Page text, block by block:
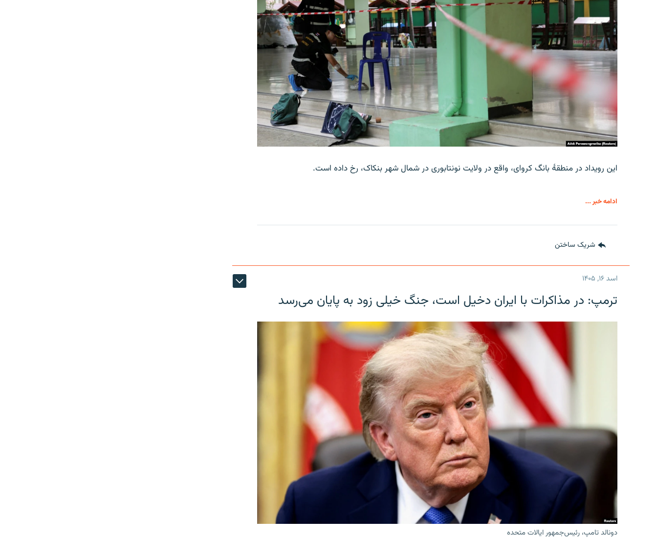
این رویداد در منطقۀ بانگ کروای، واقع در ولایت نونتابوری در شمال شهر بنکاک، رخ داده است.
ادامه خبر ...
شریک ساختن
اسد ۱۶, ۱۴۰۵
ترمپ: در مذاکرات با ایران دخیل است، جنگ خیلی زود به پایان می‌رسد
دونالد تامپ، رئیس‌جمهور ایالات متحده